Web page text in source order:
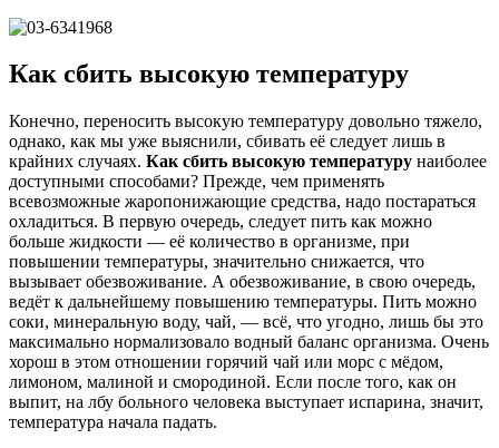
Как сбить высокую температуру
Конечно, переносить высокую температуру довольно тяжело,
однако, как мы уже выяснили, сбивать её следует лишь в
крайних случаях. Как сбить высокую температуру наиболее
доступными способами? Прежде, чем применять
всевозможные жаропонижающие средства, надо постараться
охладиться. В первую очередь, следует пить как можно
больше жидкости — её количество в организме, при
повышении температуры, значительно снижается, что
вызывает обезвоживание. А обезвоживание, в свою очередь,
ведёт к дальнейшему повышению температуры. Пить можно
соки, минеральную воду, чай, — всё, что угодно, лишь бы это
максимально нормализовало водный баланс организма. Очень
хорош в этом отношении горячий чай или морс с мёдом,
лимоном, малиной и смородиной. Если после того, как он
выпит, на лбу больного человека выступает испарина, значит,
температура начала падать.